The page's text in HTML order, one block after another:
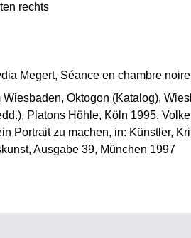
rechts
Megert, Séance en chambre
Wiesbaden, Oktogon (Katalog),
Platons Höhle, Köln 1995.
Portrait zu machen, in: Künstler,
Ausgabe 39, München 1997